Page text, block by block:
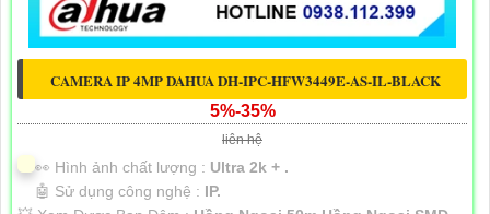
CAMERA IP 4MP DAHUA DH-IPC-HFW3449E-AS-IL-BLACK
5%-35%
liên hệ
️👀 Hình ảnh chất lượng : Ultra 2k + .
🤖️ Sử dụng công nghệ : IP.